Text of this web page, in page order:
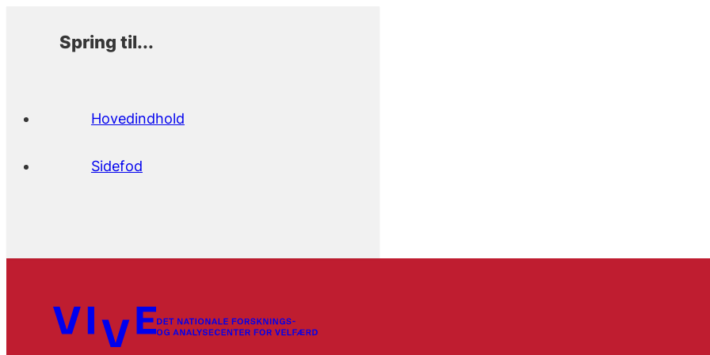
Spring til...
Hovedindhold
Sidefod